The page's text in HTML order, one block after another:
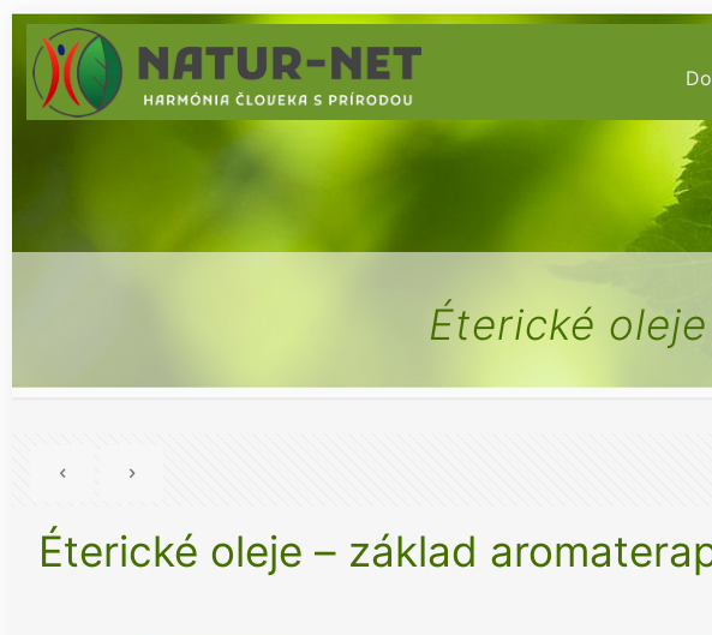
Éterické
Éterické oleje – základ